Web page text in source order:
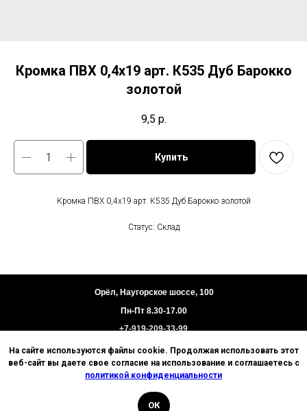
Кромка ПВХ 0,4х19 арт. К535 Дуб Барокко
золотой
9,5 р.
Купить
Кромка ПВХ 0,4х19 арт. К535 Дуб Барокко золотой
Статус: Склад
На сайте используются файлы cookie. Продолжая использовать этот
веб-сайт вы даете свое согласие на использование и соглашаетесь с
политикой конфиденциальности
ОК
Политика конфиденциальности
Пользовательское соглашение
Орёл, Наугорское шоссе, 100
Пн-Пт 8.30-17.00
+7-919-209-33-99